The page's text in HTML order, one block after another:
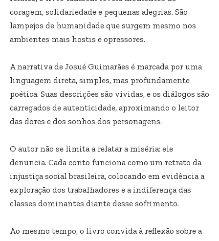
coragem, solidariedade e pequenas alegrias. São
lampejos de humanidade que surgem mesmo nos
ambientes mais hostis e opressores.
A narrativa de Josué Guimarães é marcada por uma
linguagem direta, simples, mas profundamente
poética. Suas descrições são vívidas, e os diálogos são
carregados de autenticidade, aproximando o leitor
das dores e dos sonhos dos personagens.
O autor não se limita a relatar a miséria: ele
denuncia. Cada conto funciona como um retrato da
injustiça social brasileira, colocando em evidência a
exploração dos trabalhadores e a indiferença das
classes dominantes diante desse sofrimento.
Ao mesmo tempo, o livro convida à reflexão sobre a